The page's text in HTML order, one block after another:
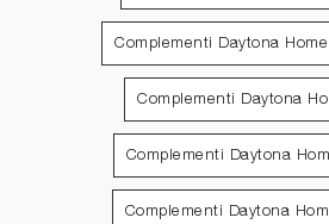
Complementi Daytona
Complementi Daytona
Complementi Daytona
Complementi Daytona